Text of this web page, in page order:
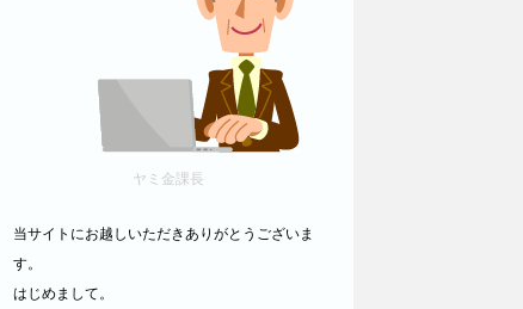
ヤミ金課長
当サイトにお越しいただきありがとうございま
す。
はじめまして。